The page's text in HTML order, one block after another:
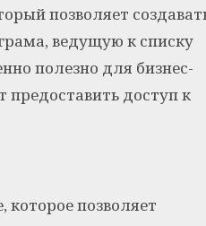
позволяет
ведущую к списку
полезно для бизнес-
предоставить доступ к
позволяет